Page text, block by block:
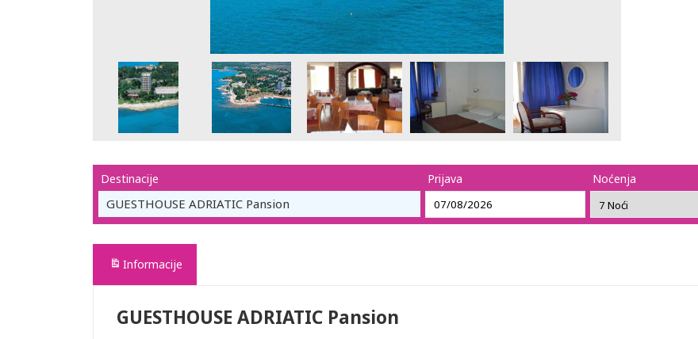
Destinacije
GUESTHOUSE ADRIATIC Pansion
Prijava Noćenja
Informacije
GUESTHOUSE ADRIATIC Pansion